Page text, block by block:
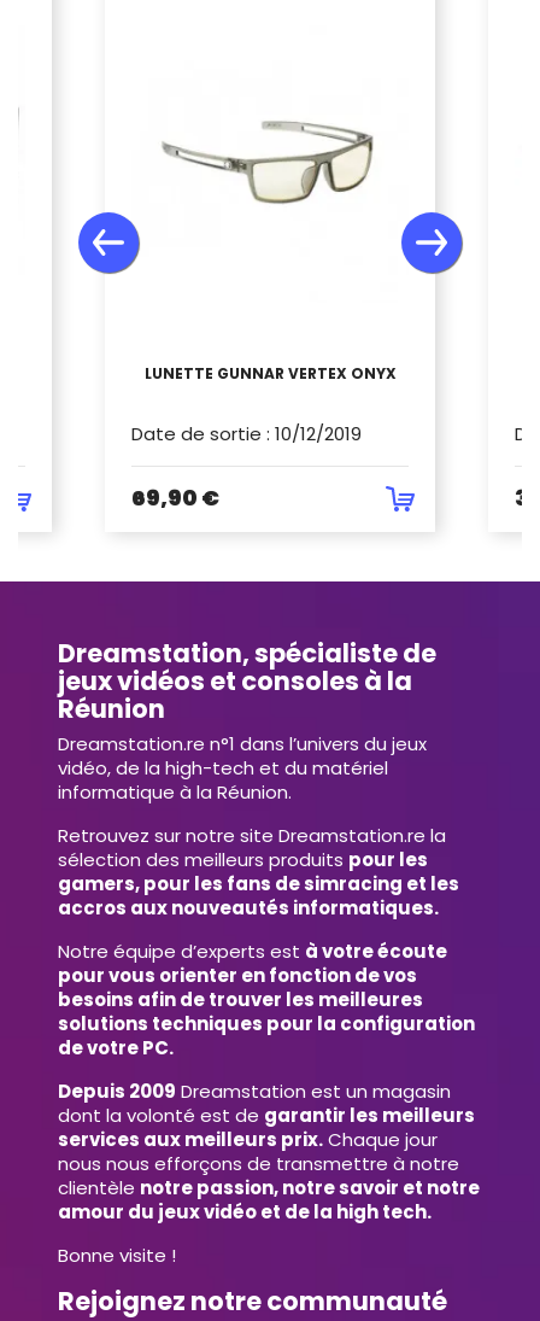
LUNETTE GUNNAR VERTEX ONYX
Date de sortie : 10/12/2019
69,90 €
Dreamstation, spécialiste de
jeux vidéos et consoles à la
Réunion
Dreamstation.re n°1 dans l’univers du jeux
vidéo, de la high-tech et du matériel
informatique à la Réunion.
Retrouvez sur notre site Dreamstation.re la
sélection des meilleurs produits pour les
gamers, pour les fans de simracing et les
accros aux nouveautés informatiques.
Notre équipe d’experts est à votre écoute
pour vous orienter en fonction de vos
besoins afin de trouver les meilleures
solutions techniques pour la configuration
de votre PC.
Depuis 2009 Dreamstation est un magasin
dont la volonté est de garantir les meilleurs
services aux meilleurs prix.Chaque jour
nous nous efforçons de transmettre à notre
clientèle notre passion, notre savoir et notre
amour du jeux vidéo et de la high tech.
Bonne visite !
Rejoignez notre communauté